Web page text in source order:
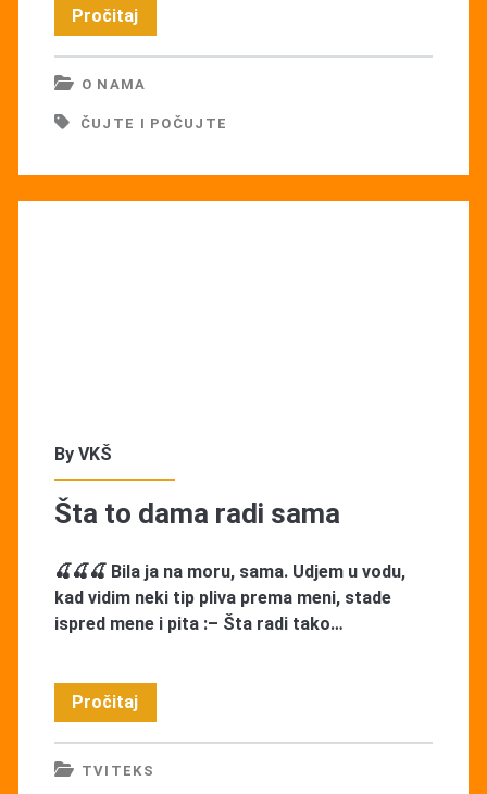
PročitajČujte
i
počujte
O NAMA
ČUJTE I POČUJTE
By VKŠ
Šta to dama radi sama
🍒🍒🍒 Bila ja na moru, sama. Udjem u vodu,
kad vidim neki tip pliva prema meni, stade
ispred mene i pita :– Šta radi tako…
PročitajŠta
to
dama
TVITEKS